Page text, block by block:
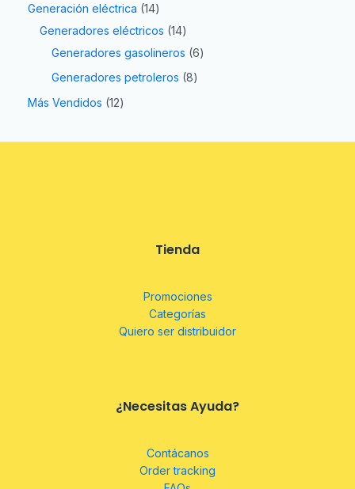
Generación eléctrica 14
Generadores eléctricos 14
Generadores gasolineros 6
Generadores petroleros 8
Más Vendidos 12
Tienda
Promociones
Categorías
Quiero ser distribuidor
¿Necesitas Ayuda?
Contácanos
Order tracking